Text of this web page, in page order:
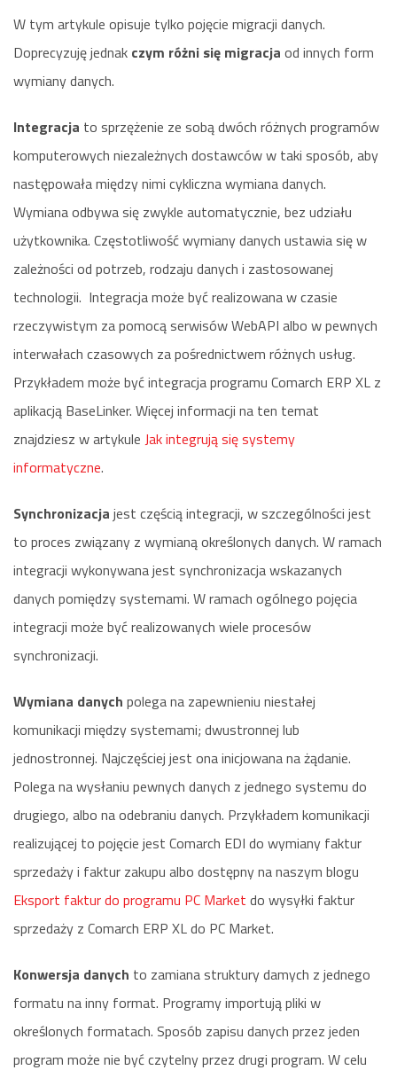
W tym artykule opisuje tylko pojęcie migracji danych.
Doprecyzuję jednak czym różni się migracja od innych form
wymiany danych.
Integracja to sprzężenie ze sobą dwóch różnych programów
komputerowych niezależnych dostawców w taki sposób, aby
następowała między nimi cykliczna wymiana danych.
Wymiana odbywa się zwykle automatycznie, bez udziału
użytkownika. Częstotliwość wymiany danych ustawia się w
zależności od potrzeb, rodzaju danych i zastosowanej
technologii. Integracja może być realizowana w czasie
rzeczywistym za pomocą serwisów WebAPI albo w pewnych
interwałach czasowych za pośrednictwem różnych usług.
Przykładem może być integracja programu Comarch ERP XL z
aplikacją BaseLinker. Więcej informacji na ten temat
znajdziesz w artykule Jak integrują się systemy
informatyczne.
Synchronizacja jest częścią integracji, w szczególności jest
to proces związany z wymianą określonych danych. W ramach
integracji wykonywana jest synchronizacja wskazanych
danych pomiędzy systemami. W ramach ogólnego pojęcia
integracji może być realizowanych wiele procesów
synchronizacji.
Wymiana danych polega na zapewnieniu niestałej
komunikacji między systemami; dwustronnej lub
jednostronnej. Najczęściej jest ona inicjowana na żądanie.
Polega na wysłaniu pewnych danych z jednego systemu do
drugiego, albo na odebraniu danych. Przykładem komunikacji
realizującej to pojęcie jest Comarch EDI do wymiany faktur
sprzedaży i faktur zakupu albo dostępny na naszym blogu
Eksport faktur do programu PC Market do wysyłki faktur
sprzedaży z Comarch ERP XL do PC Market.
Konwersja danych to zamiana struktury damych z jednego
formatu na inny format. Programy importują pliki w
określonych formatach. Sposób zapisu danych przez jeden
program może nie być czytelny przez drugi program. W celu